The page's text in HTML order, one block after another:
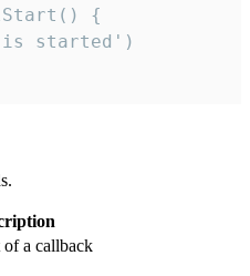
{
started')
of a callback